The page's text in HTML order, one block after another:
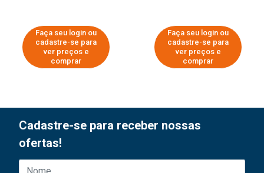
Faça seu login ou
cadastre-se para
ver preços e
comprar
Faça seu login ou
cadastre-se para
ver preços e
comprar
Cadastre-se para receber nossas
ofertas!